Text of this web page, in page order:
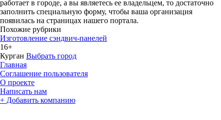
работает в городе, а вы являетесь ее владельцем, то достаточно
заполнить специальную форму, чтобы ваша организация
появилась на страницах нашего портала.
Похожие рубрики
Изготовление сэндвич-панелей
16+
Курган Выбрать город
Главная
Соглашение пользователя
О проекте
Написать нам
+ Добавить компанию